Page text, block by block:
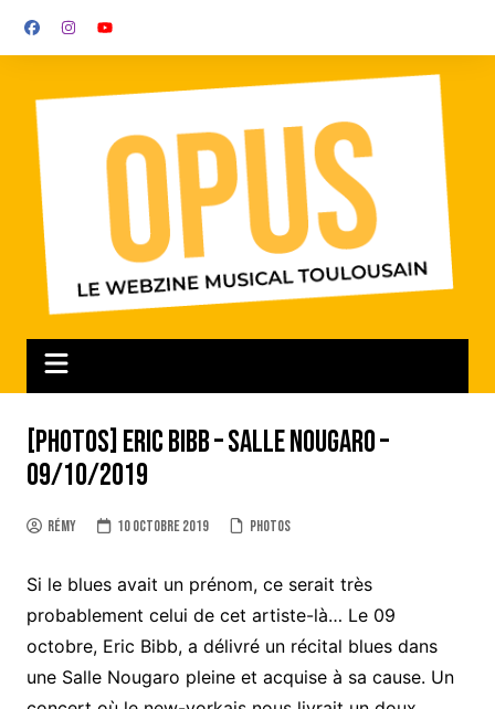
[Photos] Eric Bibb – Salle Nougaro –
09/10/2019
Rémy 10 octobre 2019 Photos
Si le blues avait un prénom, ce serait très
probablement celui de cet artiste-là… Le 09
octobre, Eric Bibb, a délivré un récital blues dans
une Salle Nougaro pleine et acquise à sa cause. Un